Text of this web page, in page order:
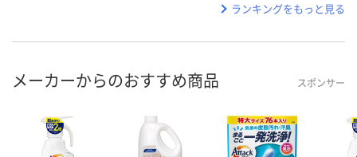
ランキングをもっと見る
メーカーからのおすすめ商品 スポンサー